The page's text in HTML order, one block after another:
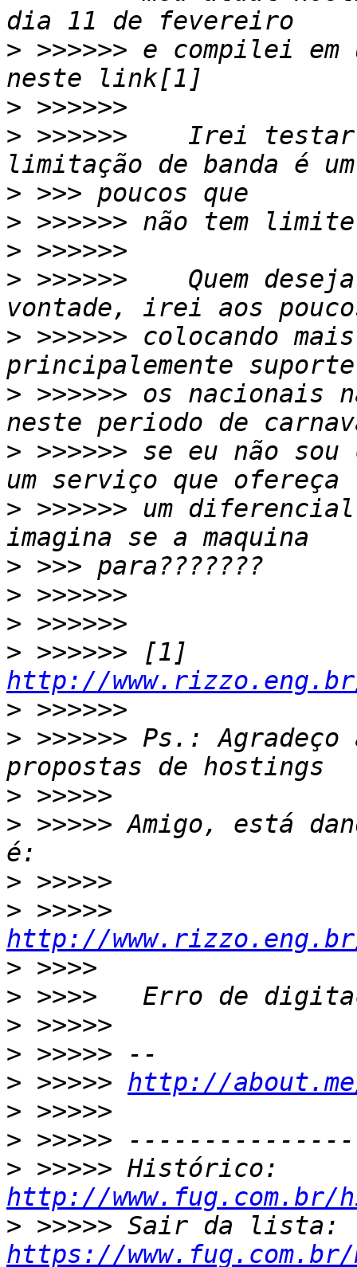
> >>>>>> e compilei
>
> >>>>>>    Irei testar
>
>
>
> >>>>>>    Quem
> >>>>>> colocando
> >>>>>> os nacionais
> >>>>>> se eu não
> >>>>>> um
>
>
>
>
http://
>
> >>>>>> Ps.:
>
> >>>>> Amigo, está
>
>
http://
>
>
>
>
> >>>>> http://
>
>
>
http://
>
https://